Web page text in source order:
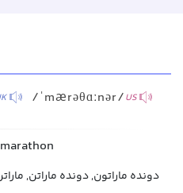
/ˈmærəθɑːnər/US
دونده ماراتون, دونده ماراتن,